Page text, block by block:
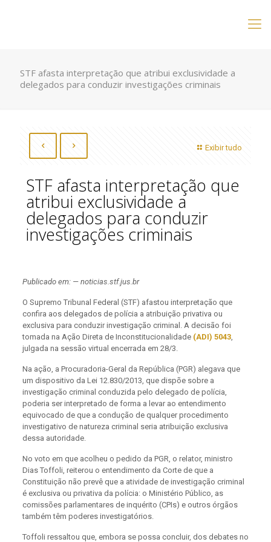
STF afasta interpretação que atribui exclusividade a
delegados para conduzir investigações criminais
Exibir tudo
STF afasta interpretação que
atribui exclusividade a
delegados para conduzir
investigações criminais
Publicado em: — noticias.stf.jus.br
O Supremo Tribunal Federal (STF) afastou interpretação que
confira aos delegados de polícia a atribuição privativa ou
exclusiva para conduzir investigação criminal. A decisão foi
tomada na Ação Direta de Inconstitucionalidade (ADI) 5043,
julgada na sessão virtual encerrada em 28/3.
Na ação, a Procuradoria-Geral da República (PGR) alegava que
um dispositivo da Lei 12.830/2013, que dispõe sobre a
investigação criminal conduzida pelo delegado de polícia,
poderia ser interpretado de forma a levar ao entendimento
equivocado de que a condução de qualquer procedimento
investigativo de natureza criminal seria atribuição exclusiva
dessa autoridade.
No voto em que acolheu o pedido da PGR, o relator, ministro
Dias Toffoli, reiterou o entendimento da Corte de que a
Constituição não prevê que a atividade de investigação criminal
é exclusiva ou privativa da polícia: o Ministério Público, as
comissões parlamentares de inquérito (CPIs) e outros órgãos
também têm poderes investigatórios.
Toffoli ressaltou que, embora se possa concluir, dos debates no